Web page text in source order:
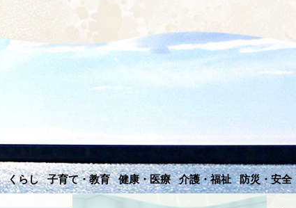
くらし 子育て・教育 健康・医療 介護・福祉 防災・安全